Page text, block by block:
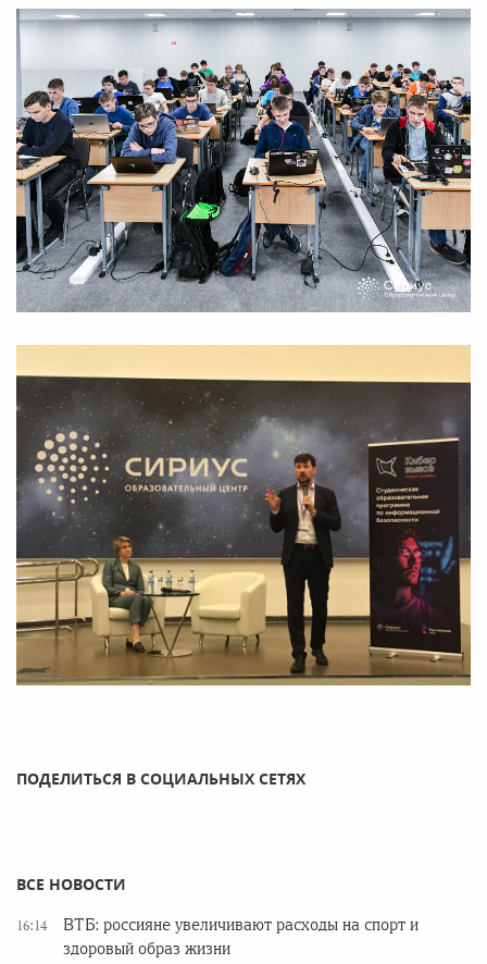
ПОДЕЛИТЬСЯ В СОЦИАЛЬНЫХ СЕТЯХ
ВСЕ НОВОСТИ
16:14
ВТБ: россияне увеличивают расходы на спорт и
здоровый образ жизни